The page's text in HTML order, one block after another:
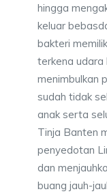
hingga
keluar
bakteri
terkena
menimbulkan
sudah tidak
anak serta
Tinja Banten
penyedotan
dan
buang jauh-